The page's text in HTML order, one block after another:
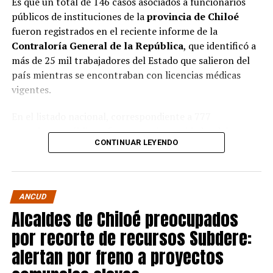
públicos de instituciones de laprovincia de Chiloé
fueron registrados en el reciente informe de la
Contraloría General de la República, que identificó a
más de 25 mil trabajadores del Estado que salieron del
país mientras se encontraban con licencias médicas
vigentes.
organismos públicos, figuran varias entidades del
Municipalidad de Castro
dentro de la provincia. Le siguen laCorporación
Municipal de Quellón
Municipal de Curaco de Vélez
Salud Chiloé , con 11 . También figuran la
Municipalidad de Ancud, con5 casos; la
Municipalidad de Quellóny laMunicipalidad de
Puqueldón , con4 cada una ; la Municipalidad de
CONTINUAR LEYENDO
ANCUD
Alcaldes de Chiloé preocupados
por recorte de recursos Subdere:
alertan por freno a proyectos